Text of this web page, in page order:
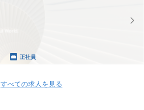
正社員
すべての求人を見る